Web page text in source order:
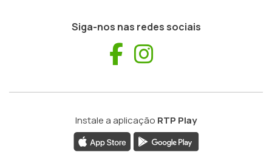
Siga-nos nas redes sociais
Facebook
Instale a aplicação RTP Play